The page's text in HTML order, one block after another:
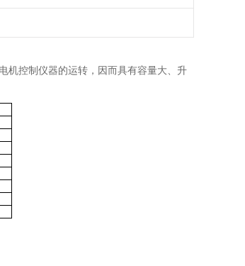
机控制仪器的运转，因而具有容量大、升